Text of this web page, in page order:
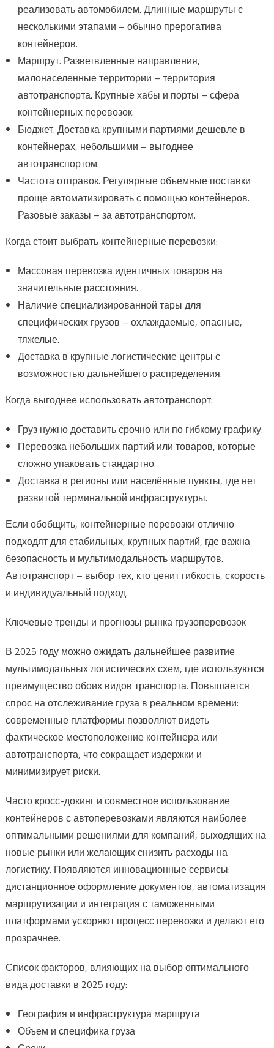
реализовать автомобилем. Длинные маршруты с
несколькими этапами – обычно прерогатива
контейнеров.
Маршрут. Разветвленные направления,
малонаселенные территории – территория
автотранспорта. Крупные хабы и порты – сфера
контейнерных перевозок.
Бюджет. Доставка крупными партиями дешевле в
контейнерах, небольшими – выгоднее
автотранспортом.
Частота отправок. Регулярные объемные поставки
проще автоматизировать с помощью контейнеров.
Разовые заказы – за автотранспортом.
Когда стоит выбрать контейнерные перевозки:
Массовая перевозка идентичных товаров на
значительные расстояния.
Наличие специализированной тары для
специфических грузов – охлаждаемые, опасные,
тяжелые.
Доставка в крупные логистические центры с
возможностью дальнейшего распределения.
Когда выгоднее использовать автотранспорт:
Груз нужно доставить срочно или по гибкому графику.
Перевозка небольших партий или товаров, которые
сложно упаковать стандартно.
Доставка в регионы или населённые пункты, где нет
развитой терминальной инфраструктуры.
Если обобщить, контейнерные перевозки отлично
подходят для стабильных, крупных партий, где важна
безопасность и мультимодальность маршрутов.
Автотранспорт – выбор тех, кто ценит гибкость, скорость
и индивидуальный подход.
Ключевые тренды и прогнозы рынка грузоперевозок
В 2025 году можно ожидать дальнейшее развитие
мультимодальных логистических схем, где используются
преимущество обоих видов транспорта. Повышается
спрос на отслеживание груза в реальном времени:
современные платформы позволяют видеть
фактическое местоположение контейнера или
автотранспорта, что сокращает издержки и
минимизирует риски.
Часто кросс-докинг и совместное использование
контейнеров с автоперевозками являются наиболее
оптимальными решениями для компаний, выходящих на
новые рынки или желающих снизить расходы на
логистику. Появляются инновационные сервисы:
дистанционное оформление документов, автоматизация
маршрутизации и интеграция с таможенными
платформами ускоряют процесс перевозки и делают его
прозрачнее.
Список факторов, влияющих на выбор оптимального
вида доставки в 2025 году:
География и инфраструктура маршрута
Объем и специфика груза